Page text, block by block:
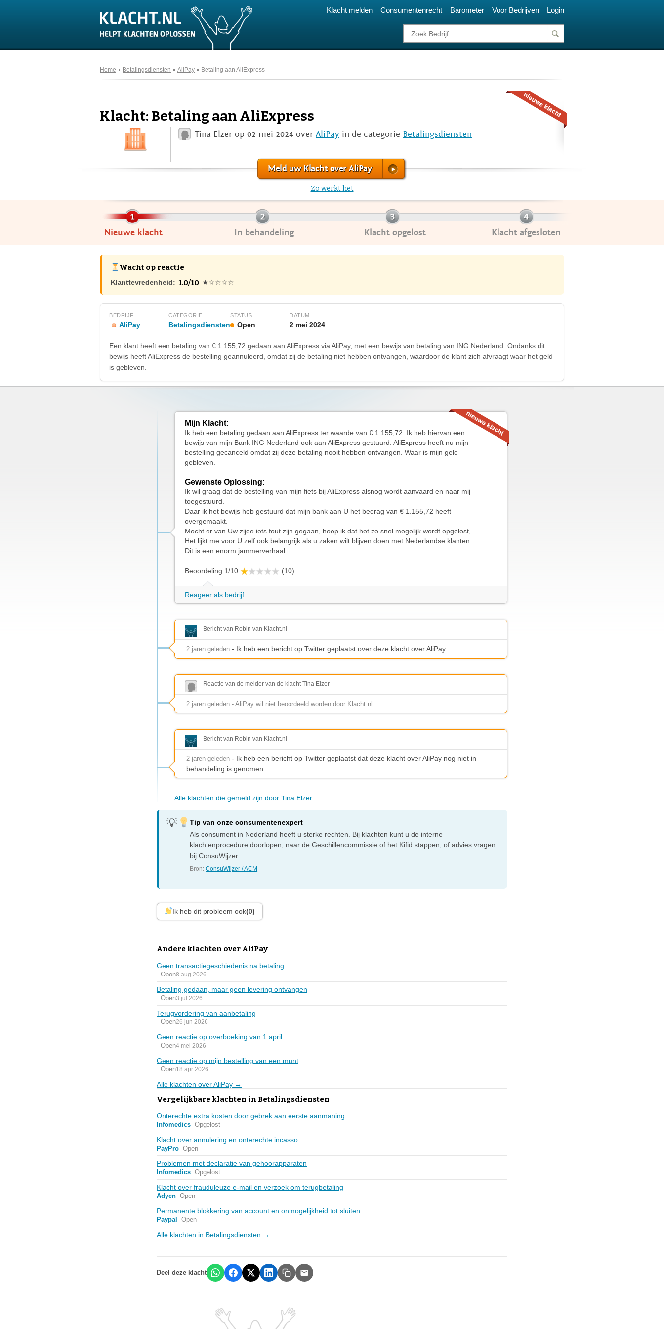
Klacht melden Consumentenrecht Barometer Voor Bedrijven Login
Home Betalingsdiensten AliPay Betaling aan AliExpress
Klacht: Betaling aan AliExpress
Tina Elzer op 02 mei 2024 over AliPay in de categorie Betalingsdiensten
Meld uw Klacht over AliPay
Zo werkt het
Nieuwe klacht In behandeling Klacht opgelost Klacht afgesloten
Wacht op reactie
Klanttevredenheid: 1.0/10 ★☆☆☆☆
BEDRIJF
AliPay
CATEGORIE
Betalingsdiensten
STATUS
Open
DATUM
2 mei 2024
Een klant heeft een betaling van € 1.155,72 gedaan aan AliExpress via AliPay, met een bewijs van betaling van ING Nederland. Ondanks dit
bewijs heeft AliExpress de bestelling geannuleerd, omdat zij de betaling niet hebben ontvangen, waardoor de klant zich afvraagt waar het geld
is gebleven.
Mijn Klacht:
Ik heb een betaling gedaan aan AliExpress ter waarde van € 1.155,72. Ik heb hiervan een
bewijs van mijn Bank ING Nederland ook aan AliExpress gestuurd. AliExpress heeft nu mijn
bestelling gecanceld omdat zij deze betaling nooit hebben ontvangen. Waar is mijn geld
gebleven.
Gewenste Oplossing:
Ik wil graag dat de bestelling van mijn fiets bij AliExpress alsnog wordt aanvaard en naar mij
toegestuurd.
Daar ik het bewijs heb gestuurd dat mijn bank aan U het bedrag van € 1.155,72 heeft
overgemaakt.
Mocht er van Uw zijde iets fout zijn gegaan, hoop ik dat het zo snel mogelijk wordt opgelost,
Het lijkt me voor U zelf ook belangrijk als u zaken wilt blijven doen met Nederlandse klanten.
Dit is een enorm jammerverhaal.
Beoordeling 1/10 (10)
Reageer als bedrijf
Bericht van Robin van Klacht.nl
2 jaren geleden - Ik heb een bericht op Twitter geplaatst over deze klacht over AliPay
Reactie van de melder van de klacht Tina Elzer
2 jaren geleden - AliPay wil niet beoordeeld worden door Klacht.nl
Bericht van Robin van Klacht.nl
2 jaren geleden - Ik heb een bericht op Twitter geplaatst dat deze klacht over AliPay nog niet in
behandeling is genomen.
Alle klachten die gemeld zijn door Tina Elzer
Tip van onze consumentenexpert
Als consument in Nederland heeft u sterke rechten. Bij klachten kunt u de interne
klachtenprocedure doorlopen, naar de Geschillencommissie of het Kifid stappen, of advies vragen
bij ConsuWijzer.
Bron:ConsuWijzer / ACM
Ik heb dit probleem ook(0)
Andere klachten over AliPay
Geen transactiegeschiedenis na betaling
Open8 aug 2026
Betaling gedaan, maar geen levering ontvangen
Open3 jul 2026
Terugvordering van aanbetaling
Open26 jun 2026
Geen reactie op overboeking van 1 april
Open4 mei 2026
Geen reactie op mijn bestelling van een munt
Open18 apr 2026
Alle klachten over AliPay →
Vergelijkbare klachten in Betalingsdiensten
Onterechte extra kosten door gebrek aan eerste aanmaning
Infomedics Opgelost
Klacht over annulering en onterechte incasso
PayPro Open
Problemen met declaratie van gehoorapparaten
Infomedics Opgelost
Klacht over frauduleuze e-mail en verzoek om terugbetaling
Adyen Open
Permanente blokkering van account en onmogelijkheid tot sluiten
Paypal Open
Alle klachten in Betalingsdiensten →
Deel deze klacht